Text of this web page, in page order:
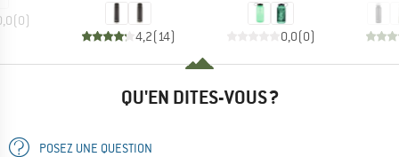
(0)
4,2(14) 0,0(0)
QU'EN DITES-VOUS ?
POSEZ UNE QUESTION